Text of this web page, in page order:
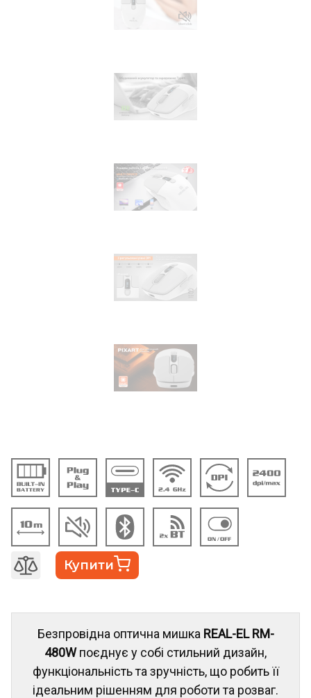
Купити
Безпровідна оптична мишка REAL-EL RM-
480Wпоєднує у собі стильний дизайн,
функціональність та зручність, що робить її
ідеальним рішенням для роботи та розваг.